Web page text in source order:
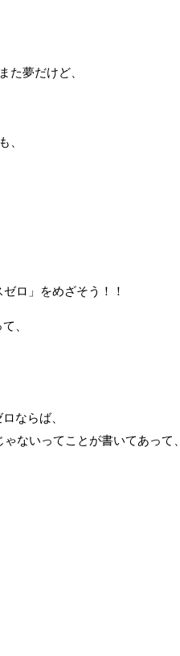
た夢だけど、
、
ゼロ」をめざそう！！
、
ならば、
ないってことが書いてあって、